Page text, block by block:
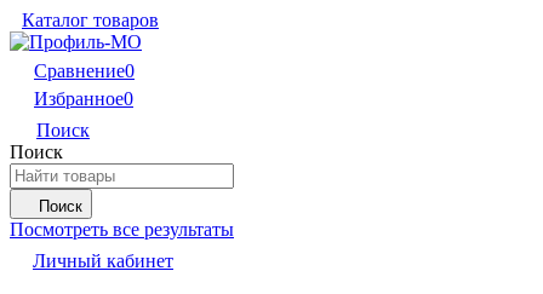
Каталог товаров
Сравнение0
Избранное0
Поиск
Поиск
Поиск
Посмотреть все результаты
Личный кабинет